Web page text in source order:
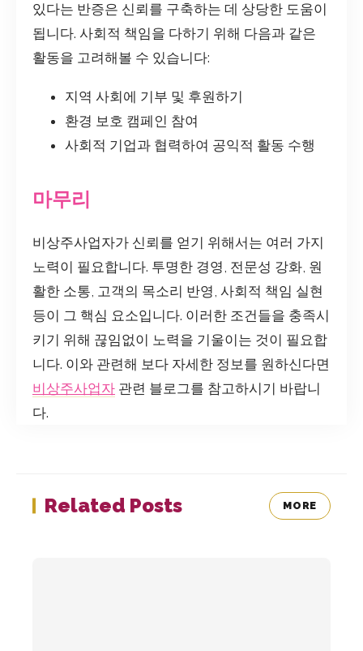
있다는 반증은 신뢰를 구축하는 데 상당한 도움이
됩니다. 사회적 책임을 다하기 위해 다음과 같은
활동을 고려해볼 수 있습니다:
지역 사회에 기부 및 후원하기
환경 보호 캠페인 참여
사회적 기업과 협력하여 공익적 활동 수행
마무리
비상주사업자가 신뢰를 얻기 위해서는 여러 가지
노력이 필요합니다. 투명한 경영, 전문성 강화, 원
활한 소통, 고객의 목소리 반영, 사회적 책임 실현
등이 그 핵심 요소입니다. 이러한 조건들을 충족시
키기 위해 끊임없이 노력을 기울이는 것이 필요합
니다. 이와 관련해 보다 자세한 정보를 원하신다면
비상주사업자 관련 블로그를 참고하시기 바랍니
다.
Related Posts MORE